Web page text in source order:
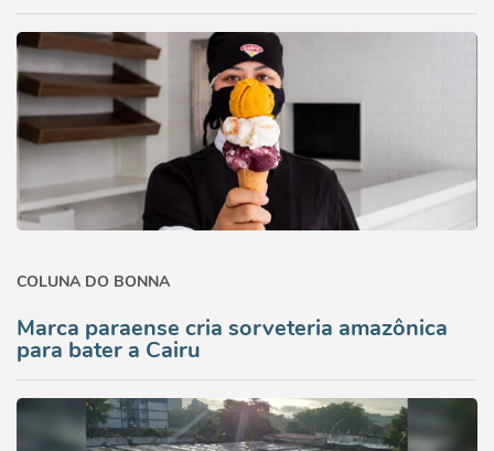
COLUNA DO BONNA
Marca paraense cria sorveteria amazônica
para bater a Cairu